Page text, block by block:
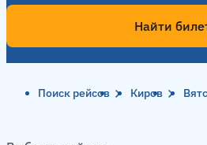
Найти
Поиск рейсов Киров